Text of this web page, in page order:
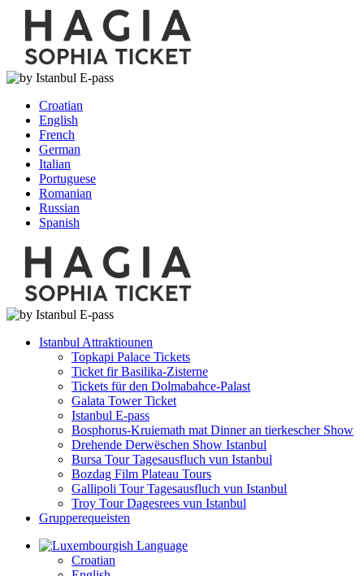
Croatian
English
French
German
Italian
Portuguese
Romanian
Russian
Spanish
Istanbul Attraktiounen
Topkapi Palace Tickets
Ticket fir Basilika-Zisterne
Tickets für den Dolmabahce-Palast
Galata Tower Ticket
Istanbul E-pass
Bosphorus-Kruiemath mat Dinner an tierkescher Show
Drehende Derwëschen Show Istanbul
Bursa Tour Tagesausfluch vun Istanbul
Bozdag Film Plateau Tours
Gallipoli Tour Tagesausfluch vun Istanbul
Troy Tour Dagesrees vun Istanbul
Grupperequeisten
Language
Croatian